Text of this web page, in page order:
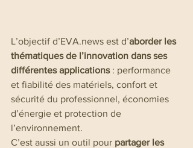
L’objectif d’EVA.news est d’aborder les
thématiques de l’innovation dans ses
différentes applications : performance
et fiabilité des matériels, confort et
sécurité du professionnel, économies
d’énergie et protection de
l’environnement.
C’est aussi un outil pour partager les